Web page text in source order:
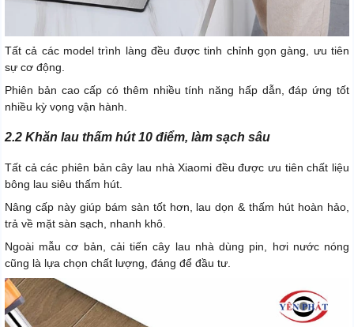
Tất cả các model trình làng đều được tinh chỉnh gọn gàng, ưu tiên
sự cơ động.
Phiên bản cao cấp có thêm nhiều tính năng hấp dẫn, đáp ứng tốt
nhiều kỳ vọng vận hành.
2.2 Khăn lau thấm hút 10 điểm, làm sạch sâu
Tất cả các phiên bản cây lau nhà Xiaomi đều được ưu tiên chất liệu
bông lau siêu thấm hút.
Nâng cấp này giúp bám sàn tốt hơn, lau dọn & thấm hút hoàn hảo,
trả về mặt sàn sạch, nhanh khô.
Ngoài mẫu cơ bản, cải tiến cây lau nhà dùng pin, hơi nước nóng
cũng là lựa chọn chất lượng, đáng để đầu tư.